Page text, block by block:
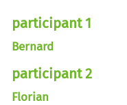
participant 1
Bernard
participant 2
Florian